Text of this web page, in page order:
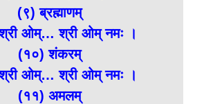
(९) ब्रह्माणम्
ओम्… श्री ओम् नमः ।
(१०) शंकरम्
ओम्… श्री ओम् नमः ।
(११) अमलम्